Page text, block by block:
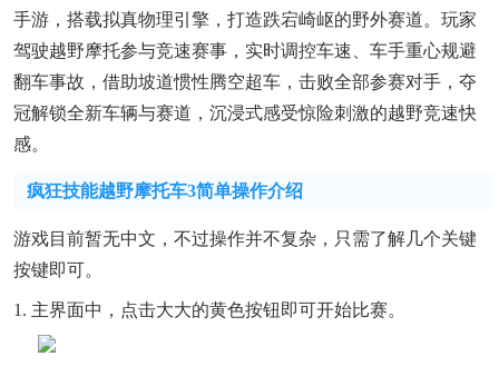
手游，搭载拟真物理引擎，打造跌宕崎岖的野外赛道。玩家
驾驶越野摩托参与竞速赛事，实时调控车速、车手重心规避
翻车事故，借助坡道惯性腾空超车，击败全部参赛对手，夺
冠解锁全新车辆与赛道，沉浸式感受惊险刺激的越野竞速快
感。
疯狂技能越野摩托车3简单操作介绍
游戏目前暂无中文，不过操作并不复杂，只需了解几个关键
按键即可。
1. 主界面中，点击大大的黄色按钮即可开始比赛。